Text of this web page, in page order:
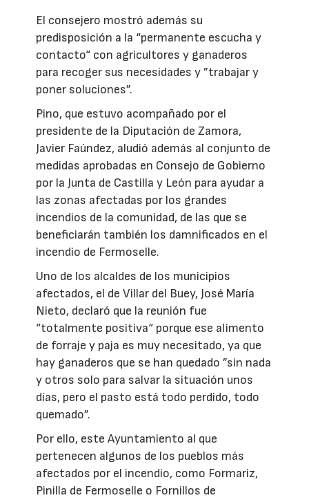
El consejero mostró además su
predisposición a la “permanente escucha y
contacto“ con agricultores y ganaderos
para recoger sus necesidades y ”trabajar y
poner soluciones”.
Pino, que estuvo acompañado por el
presidente de la Diputación de Zamora,
Javier Faúndez, aludió además al conjunto de
medidas aprobadas en Consejo de Gobierno
por la Junta de Castilla y León para ayudar a
las zonas afectadas por los grandes
incendios de la comunidad, de las que se
beneficiarán también los damnificados en el
incendio de Fermoselle.
Uno de los alcaldes de los municipios
afectados, el de Villar del Buey, José María
Nieto, declaró que la reunión fue
“totalmente positiva“ porque ese alimento
de forraje y paja es muy necesitado, ya que
hay ganaderos que se han quedado ”sin nada
y otros solo para salvar la situación unos
días, pero el pasto está todo perdido, todo
quemado”.
Por ello, este Ayuntamiento al que
pertenecen algunos de los pueblos más
afectados por el incendio, como Formariz,
Pinilla de Fermoselle o Fornillos de